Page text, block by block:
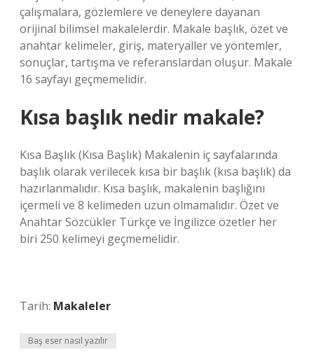
çalışmalara, gözlemlere ve deneylere dayanan
orijinal bilimsel makalelerdir. Makale başlık, özet ve
anahtar kelimeler, giriş, materyaller ve yöntemler,
sonuçlar, tartışma ve referanslardan oluşur. Makale
16 sayfayı geçmemelidir.
Kısa başlık nedir makale?
Kısa Başlık (Kısa Başlık) Makalenin iç sayfalarında
başlık olarak verilecek kısa bir başlık (kısa başlık) da
hazırlanmalıdır. Kısa başlık, makalenin başlığını
içermeli ve 8 kelimeden uzun olmamalıdır. Özet ve
Anahtar Sözcükler Türkçe ve İngilizce özetler her
biri 250 kelimeyi geçmemelidir.
Tarih: Makaleler
Baş eser nasıl yazılır